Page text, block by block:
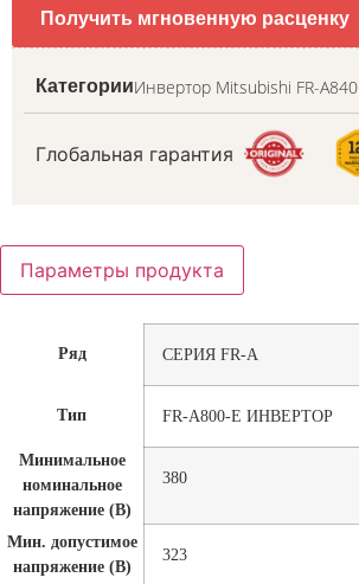
Получить мгновенную расценку
КатегорииИнвертор Mitsubishi FR-A840
Глобальная гарантия
Параметры продукта
Ряд СЕРИЯ FR-A
Тип FR-A800-E ИНВЕРТОР
Минимальное
номинальное
напряжение (В)
380
Мин. допустимое
напряжение (В)
323